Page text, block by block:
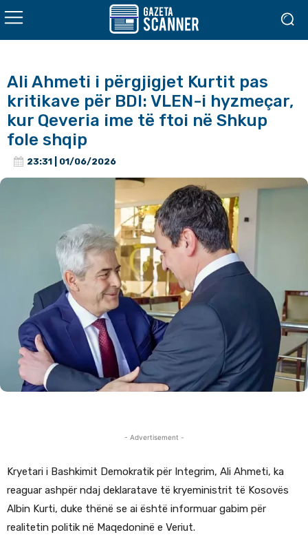
Ali Ahmeti i përgjigjet Kurtit pas
kritikave për BDI: VLEN-i hyzmeçar,
kur Qeveria ime të ftoi në Shkup
fole shqip
23:31 | 01/06/2026
- Advertisement -
Kryetari i Bashkimit Demokratik për Integrim, Ali Ahmeti, ka
reaguar ashpër ndaj deklaratave të kryeministrit të Kosovës
Albin Kurti, duke thënë se ai është informuar gabim për
realitetin politik në Maqedoninë e Veriut.